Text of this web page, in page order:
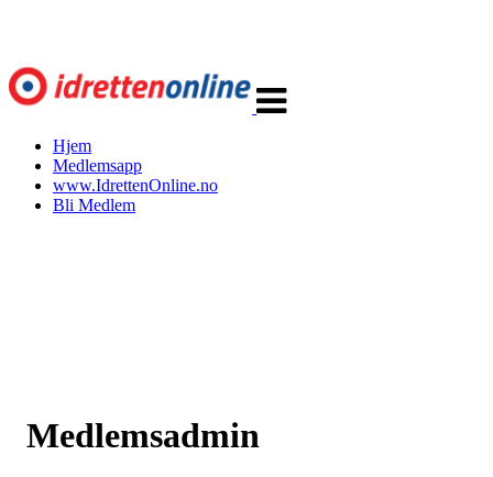
navigasjon
Hjem
Medlemsapp
www.IdrettenOnline.no
Bli Medlem
Medlemsadmin